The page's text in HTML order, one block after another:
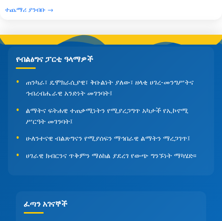
ተጨማሪ ያንብቡ →
የብልፅግና ፓርቲ ዓላማዎች
ጠንካራ፣ ዴሞክራሲያዊ፣ ቅቡልነት ያለው፣ ዘላቂ ሀገረ-መንግሥትና
ኅብረብሔራዊ አንድነት መገንባት፤
ልማትና ፍትሐዊ ተጠቃሚነትን የሚያረጋግጥ አካታች የኢኮኖሚ
ሥርዓት መገንባት፤
ሁለንተናዊ ብልጽግናን የሚያሰፍን ማኅበራዊ ልማትን ማረጋገጥ፤
ሀገራዊ ክብርንና ጥቅምን ማዕከል ያደረገ የውጭ ግንኙነት ማካሄድ፡፡
ፈጣን አገናኞች